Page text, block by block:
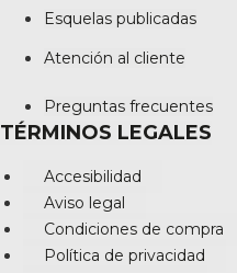
Esquelas publicadas
Atención al cliente
Preguntas frecuentes
TÉRMINOS LEGALES
Accesibilidad
Aviso legal
Condiciones de compra
Política de privacidad